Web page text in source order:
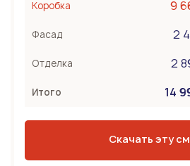
Бетонные стены
Сборное из ЖБ плит
Коробка 9
Фасад 2
Отделка 2
Итого 14
Скачать эту